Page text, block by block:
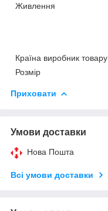
Живлення
Країна виробник товару
Розмір
Приховати
Умови доставки
Нова Пошта
Всі умови доставки